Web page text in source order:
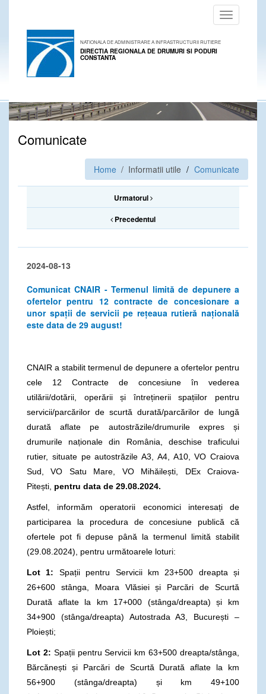
Toggle
navigation
NATIONALA DE ADMINISTRARE A INFRASTRUCTURII RUTIERE
DIRECTIA REGIONALA DE DRUMURI SI PODURI
CONSTANTA
Comunicate
Home / Informatii utile Comunicate
Urmatorul
Precedentul
2024-08-13
Comunicat CNAIR - Termenul limită de depunere a
ofertelor pentru 12 contracte de concesionare a
unor spații de servicii pe rețeaua rutieră națională
este data de 29 august!
CNAIR a stabilit termenul de depunere a ofertelor pentru
cele 12 Contracte de concesiune în vederea
utilării/dotării, operării și întreținerii spațiilor pentru
servicii/parcărilor de scurtă durată/parcărilor de lungă
durată aflate pe autostrăzile/drumurile expres și
drumurile naționale din România, deschise traficului
rutier, situate pe autostrăzile A3, A4, A10, VO Craiova
Sud, VO Satu Mare, VO Mihăilești, DEx Craiova-
Pitești, pentru data de 29.08.2024.
Astfel, informăm operatorii economici interesați de
participarea la procedura de concesiune publică că
ofertele pot fi depuse până la termenul limită stabilit
(29.08.2024), pentru următoarele loturi:
Lot 1: Spații pentru Servicii km 23+500 dreapta și
26+600 stânga, Moara Vlăsiei și Parcări de Scurtă
Durată aflate la km 17+000 (stânga/dreapta) și km
34+900 (stânga/dreapta) Autostrada A3, București –
Ploiești;
Lot 2: Spații pentru Servicii km 63+500 dreapta/stânga,
Bărcănești și Parcări de Scurtă Durată aflate la km
56+900 (stânga/dreapta) și km 49+100